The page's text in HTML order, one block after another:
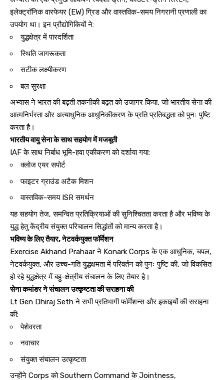
इलेक्ट्रॉनिक वारफेयर (EW) ग्रिड और वास्तविक-समय निगरानी प्रणाली का
उपयोग था। इन प्रौद्योगिकियों ने:
युद्धक्षेत्र में पारदर्शिता
स्थिति जागरूकता
सटीक लक्ष्यीकरण
बल सुरक्षा
अभ्यास ने भारत की बढ़ती तकनीकी बढ़त को उजागर किया, जो भारतीय सेना की
आत्मनिर्भरता और अत्याधुनिक आधुनिकीकरण के प्रति प्रतिबद्धता को पुनः पुष्टि
करता है।
भारतीय वायु सेना के साथ सहयोग में मजबूती
IAF के साथ निर्बाध भूमि-हवा एकीकरण को दर्शाया गया:
क्लोज एयर सपोर्ट
फाइटर ग्राउंड अटैक मिशन
वास्तविक-समय ISR समर्थन
यह सहयोग तेज, समन्वित प्रतिक्रियाओं की सुनिश्चितता करता है और भविष्य के
युद्ध हेतु केंद्रीय संयुक्त परिचालन सिद्धांतों को मान्य करता है।
भविष्य के लिए तैयार, नेटवर्कयुक्त फॉर्मेशन
Exercise Akhand Prahaar ने Konark Corps के एक आधुनिक, चपल,
नेटवर्कयुक्त, और उच्च-गति युद्धक्षमता में परिवर्तन को पुनः पुष्टि की, जो विकसित
हो रहे युद्धक्षेत्र में बहु-क्षेत्रीय संचालन के लिए तैयार है।
सेना कमांडर ने संचालन उत्कृष्टता की सराहना की
Lt Gen Dhiraj Seth ने सभी प्रतिभागी फॉर्मेशन्स और इकाइयों की सराहना
की:
पेशेवरता
नवाचार
संयुक्त संचालन उत्कृष्टता
उन्होंने Corps को Southern Command के Jointness,